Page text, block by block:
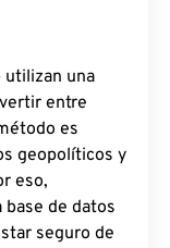
utilizan una
entre
es
geopolíticos y
eso,
de datos
seguro de